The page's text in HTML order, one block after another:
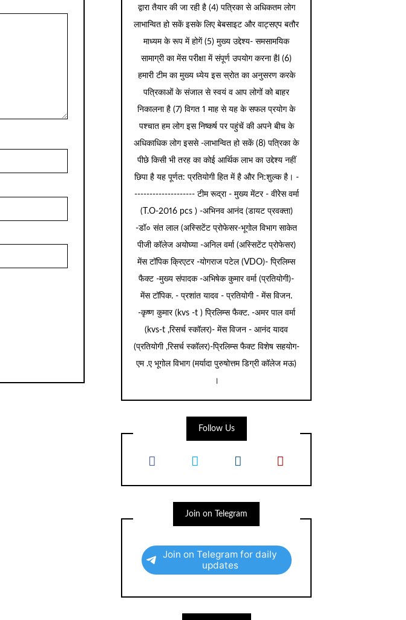
द्वारा तैयार की जा रही है (4) पत्रिका से अधिकतम लोग
लाभान्वित हो सकें इसके लिए बेबसाइट और वाट्सएप बतौर
माध्यम के रूप में होगें (5) मुख्य उद्देश्य- समसामयिक
सामाग्री का मेंस परीक्षा में संपूर्ण उपयोग करना हैl (6)
हमारी टीम का मुख्य ध्येय इस स्रोत का अनुसरण करके
पत्रिकाओं के संजाल से स्वयं व आप लोगों को बाहर
निकालना है (7) विगत 1 माह से यह के सफल प्रयोग के
पश्चात हम लोग इस निष्कर्ष पर पहुंचें की अपने बीच के
अधिकाधिक लोग इससे -लाभान्वित हो सकें (8) पत्रिका के
पीछे किसी भी तरह का कोई आर्थिक लाभ का उद्देश्य नहीं
छिपा है यह पूर्णत: प्रतियोगी हित में है और नि:शुल्क है। -
-------------------- टीम रूद्रा - मुख्य मेंटर - वीरेेस वर्मा
(T.O-2016 pcs ) -अभिनव आनंद (डायट प्रवक्ता)
-डॉ० संत लाल (अस्सिटेंट प्रोफेसर-भूगोल विभाग साकेत
पीजी कॉलेज अयोघ्या -अनिल वर्मा (अस्सिटेंट प्रोफेसर)
मेंस टॉपिक क्रिएटर -योगराज पटेल (VDO)- प्रिलिम्स
फैक्ट -मुख्य संपादक -अभिषेक कुमार वर्मा (प्रतियोगी)-
मेंस टॉपिक. - प्रशांत यादव - प्रतियोगी - मेंस विजन.
-कृष्ण कुमार (kvs -t ) प्रिलिम्स फैक्ट. -अमर पाल वर्मा
(kvs-t ,रिसर्च स्कॉलर)- मेंस विजन - आनंद यादव
(प्रतियोगी ,रिसर्च स्कॉलर)-प्रिलिम्स फैक्ट विशेष सहयोग-
एम .ए भूगोल विभाग (मर्यादा पुरुषोत्तम डिग्री कॉलेज मऊ)
।
Follow Us
Join on Telegram
Join on Telegram for daily
updates